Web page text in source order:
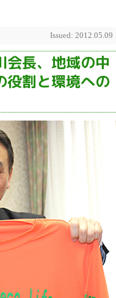
Issued: 2012.05.09
長、地域の中
役割と環境への